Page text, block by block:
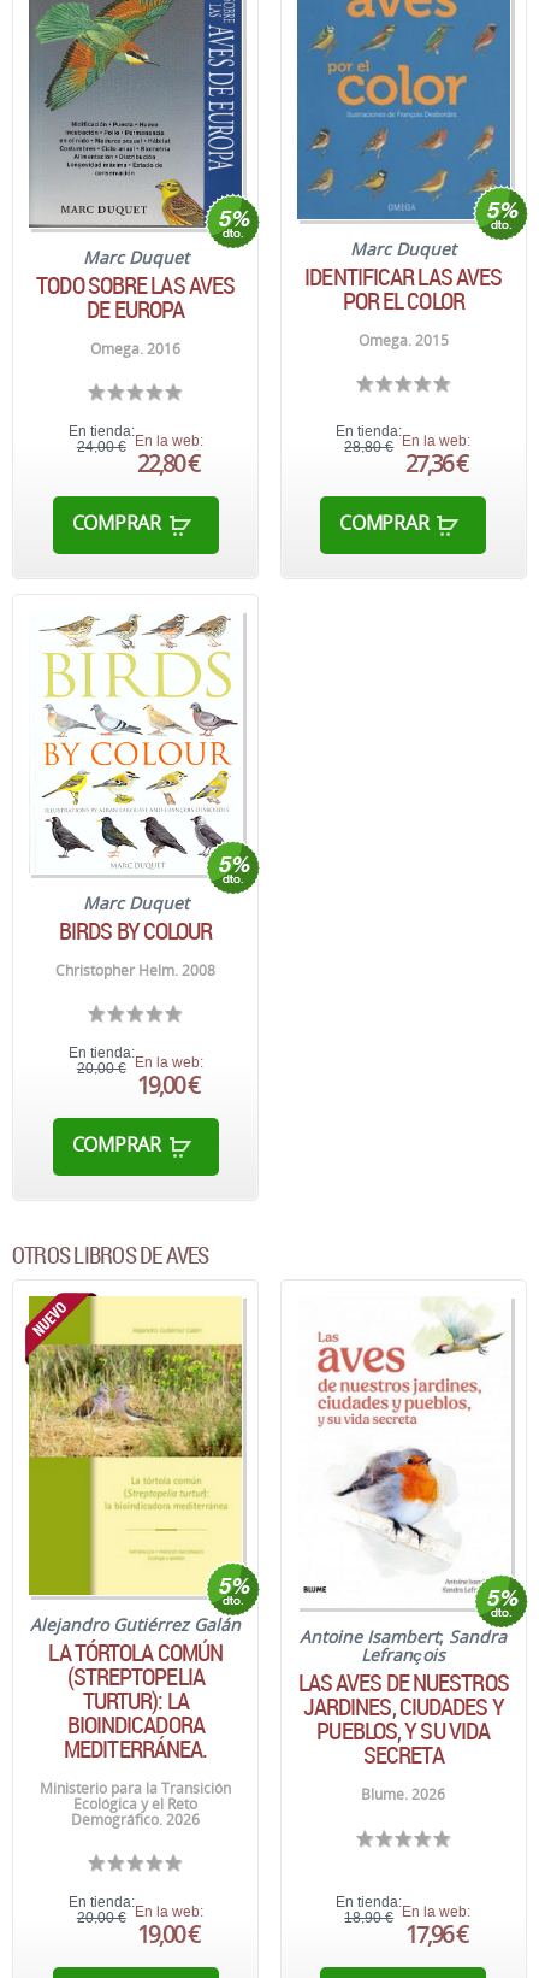
Marc Duquet
TODO SOBRE LAS AVES
DE EUROPA
Omega. 2016
En tienda:
24,00 € En la web:
22,80 €
COMPRAR
Marc Duquet
IDENTIFICAR LAS AVES
POR EL COLOR
Omega. 2015
En tienda:
28,80 € En la web:
27,36 €
COMPRAR
Marc Duquet
BIRDS BY COLOUR
Christopher Helm. 2008
En tienda:
20,00 € En la web:
19,00 €
COMPRAR
OTROS LIBROS DE AVES
Alejandro Gutiérrez Galán
LA TÓRTOLA COMÚN
(STREPTOPELIA
TURTUR): LA
BIOINDICADORA
MEDITERRÁNEA.
Ministerio para la Transición
Ecológica y el Reto
Demográfico. 2026
En tienda:
20,00 € En la web:
19,00 €
Antoine Isambert; Sandra
Lefrançois
LAS AVES DE NUESTROS
JARDINES, CIUDADES Y
PUEBLOS, Y SU VIDA
SECRETA
Blume. 2026
En tienda:
18,90 € En la web:
17,96 €